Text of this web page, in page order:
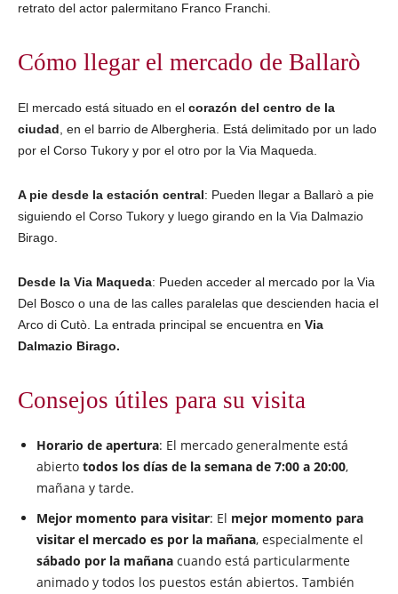
retrato del actor palermitano Franco Franchi.
Cómo llegar el mercado de Ballarò
El mercado está situado en el corazón del centro de la
ciudad , en el barrio de Albergheria. Está delimitado por un lado
por el Corso Tukory y por el otro por la Via Maqueda.
A pie desde la estación central: Pueden llegar a Ballarò a pie
siguiendo el Corso Tukory y luego girando en la Via Dalmazio
Birago.
Desde la Via Maqueda: Pueden acceder al mercado por la Via
Del Bosco o una de las calles paralelas que descienden hacia el
Arco di Cutò. La entrada principal se encuentra en Via
Dalmazio Birago.
Consejos útiles para su visita
Horario de apertura: El mercado generalmente está
abierto todos los días de la semana de 7:00 a 20:00,
mañana y tarde.
Mejor momento para visitar: El mejor momento para
visitar el mercado es por la mañana, especialmente el
sábado por la mañana cuando está particularmente
animado y todos los puestos están abiertos. También